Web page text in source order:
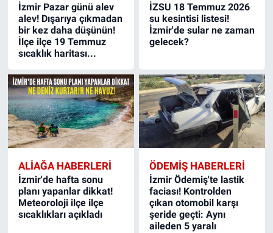
İzmir Pazar günü alev
alev! Dışarıya çıkmadan
bir kez daha düşünün!
İlçe ilçe 19 Temmuz
sıcaklık haritası...
İZSU 18 Temmuz 2026
su kesintisi listesi!
İzmir'de sular ne zaman
gelecek?
ALIAĞA HABERLERI
İzmir'de hafta sonu
planı yapanlar dikkat!
Meteoroloji ilçe ilçe
sıcaklıkları açıkladı
ÖDEMIŞ HABERLERI
İzmir Ödemiş'te lastik
faciası! Kontrolden
çıkan otomobil karşı
şeride geçti: Aynı
aileden 5 yaralı